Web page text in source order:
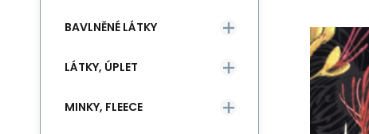
BAVLNĚNÉ LÁTKY
LÁTKY, ÚPLET
MINKY, FLEECE